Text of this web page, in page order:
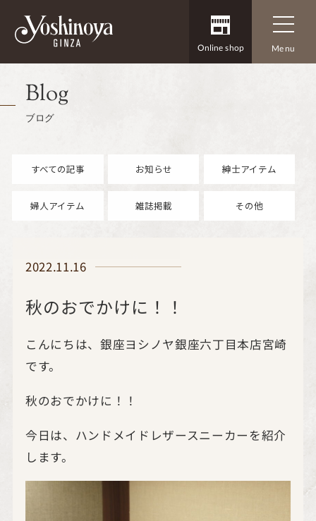
Online shop Menu
Blog
ブログ
すべての記事 お知らせ 紳士アイテム
婦人アイテム 雑誌掲載 その他
2022.11.16
秋のおでかけに！！
こんにちは、銀座ヨシノヤ銀座六丁目本店宮崎
です。
秋のおでかけに！！
今日は、ハンドメイドレザースニーカーを紹介
します。